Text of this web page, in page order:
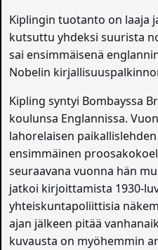
Kiplingin tuotanto on laaja
kutsuttu yhdeksi suurista
sai ensimmäisenä
Nobelin
Kipling syntyi Bombayssa
koulunsa Englannissa.
lahorelaisen
ensimmäinen
seuraavana vuonna hän
jatkoi kirjoittamista 1930-
yhteiskuntapoliittisia
ajan jälkeen pitää
kuvausta on myöhemmin